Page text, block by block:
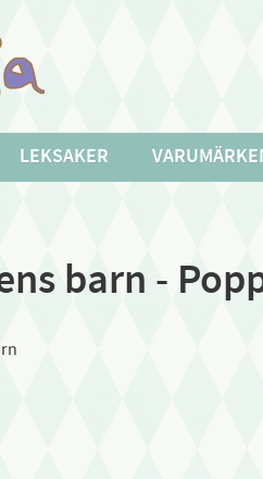
LEKSAKER
barn -